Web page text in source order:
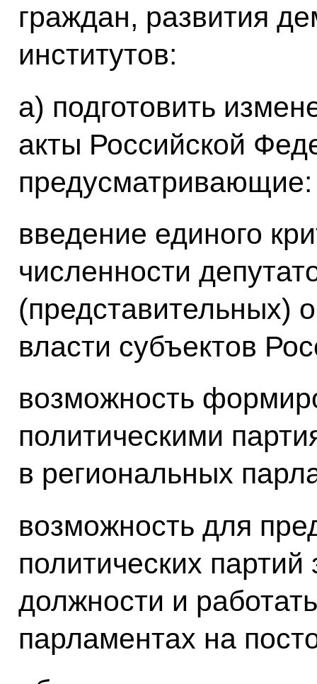
граждан, развития
институтов:
а) подготовить
акты Российской
предусматривающие:
введение единого
численности
(представительных)
власти субъектов
возможность
политическими
в региональных
возможность для
политических
должности и
парламентах на